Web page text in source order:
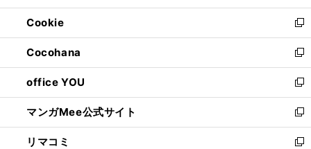
開
く
ウ
で
開
く
ン
ド
ウ
で
開
く
ウ
ィ
ン
ド
ウ
で
開
く
Cookie
新
し
い
ウ
ィ
ン
ド
ウ
で
Cocohana
新
し
い
ウ
ィ
ン
ド
office YOU
新
し
い
ウ
ィ
マンガMee公式サイト
新
し
い
リマコミ 新